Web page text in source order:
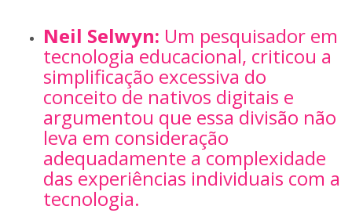
Neil Selwyn: Um pesquisador em
tecnologia educacional, criticou a
simplificação excessiva do
conceito de nativos digitais e
argumentou que essa divisão não
leva em consideração
adequadamente a complexidade
das experiências individuais com a
tecnologia.